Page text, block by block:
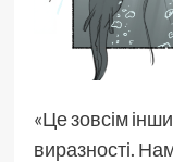
«Це зовсім
виразності.